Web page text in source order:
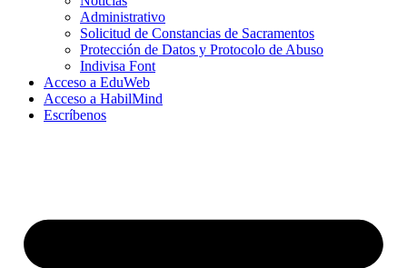
Administrativo
Solicitud de Constancias de Sacramentos
Protección de Datos y Protocolo de Abuso
Indivisa Font
Acceso a EduWeb
Acceso a HabilMind
Escríbenos